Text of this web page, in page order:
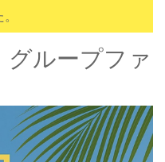
ループファ